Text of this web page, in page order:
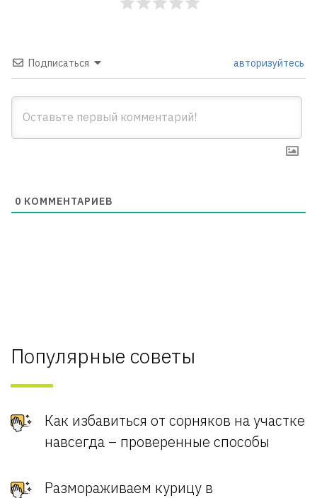
Подписаться авторизуйтесь
0 КОММЕНТАРИЕВ
Популярные советы
Как избавиться от сорняков на участке
навсегда – проверенные способы
Размораживаем курицу в